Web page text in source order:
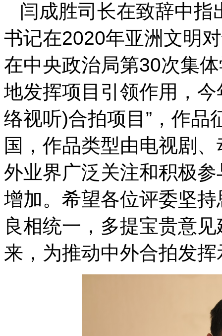
闫成胜司长在致辞中
书记在2020年亚洲文明
在中央政治局第30次集
地发挥项目引领作用，
络视听)合拍项目”，作品
国，作品类型由电视剧
外业界广泛关注和积极
增加。希望各位评委坚
良相统一，多提宝贵意
来，为推动中外合拍发